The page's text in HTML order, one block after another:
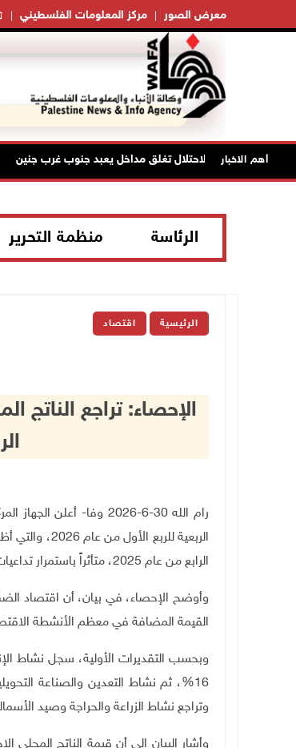
مركز المعلومات الفلسطيني معرض الصور
أهم الاخبار
قوات الاحتلال تغلق مداخل يعبد جنوب غرب جنين
الرئاسة منظمة التحرير
الرئيسية اقتصاد
رام الله 30-6-2026 وفا-
الرابع من عام 2025، متأثراً باستمرار تداعيات عدوان الاحتلال الإسرائيلي على فلسطين
القيمة المضافة في معظم الأنشطة
وتراجع نشاط الزراعة والحراجة وصيد